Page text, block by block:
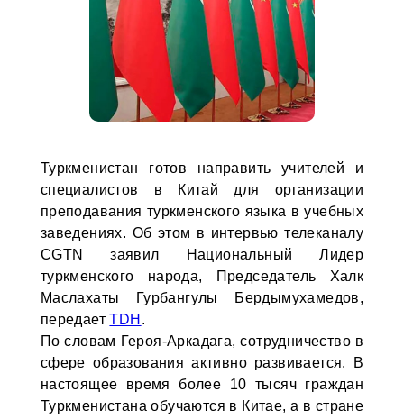
Туркменистан готов направить учителей и
специалистов в Китай для организации
преподавания туркменского языка в учебных
заведениях. Об этом в интервью телеканалу
CGTN заявил Национальный Лидер
туркменского народа, Председатель Халк
Маслахаты Гурбангулы Бердымухамедов,
передаетTDH .
По словам Героя-Аркадага, сотрудничество в
сфере образования активно развивается. В
настоящее время более 10 тысяч граждан
Туркменистана обучаются в Китае, а в стране